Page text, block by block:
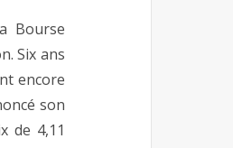
Bourse
Six ans
encore
son
de 4,11